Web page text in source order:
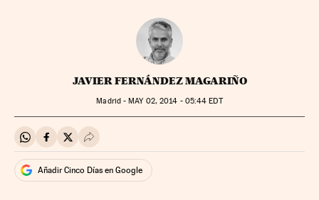
JAVIER FERNÁNDEZ MAGARIÑO
Madrid - MAY02, 2014 - 05:44 EDT
Compartir en Whatsapp
Compartir en Facebook
Compartir en Twitter
Desplegar Redes Sociales
Añadir Cinco Días en Google